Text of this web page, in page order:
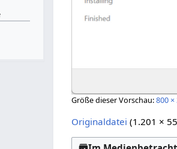
Größe dieser Vorschau:800 ×
Originaldatei ‎(1.201 ×